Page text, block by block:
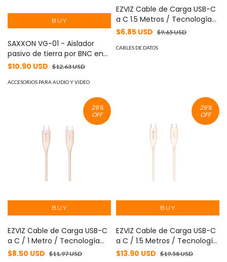
SAXXON VG-01 - Aislador
pasivo de tierra por BNC en
HD, elimina ruido e
tierra, soporta señales de
$10.90 USD $12.63 USD
ACCESORIOS PARA AUDIO Y VIDEO
EZVIZ Cable de Carga USB-C
a C 1.5 Metros / Tecnología
GaN (Nitruro de Galio / Fast-
Velocidad Transferencia 480
$6.85 USD $9.65 USD
CABLES DE DATOS
29%
OFF
EZVIZ Cable de Carga USB-C
a C / 1 Metro / Tecnología
GaN (Nitruro de Galio / Fast-
$8.50 USD $11.97 USD
29%
OFF
EZVIZ Cable de Carga USB-C
a C / 1.5 Metros / Tecnología
GaN (Nitruro de Galio / Fast-
$13.90 USD $19.58 USD